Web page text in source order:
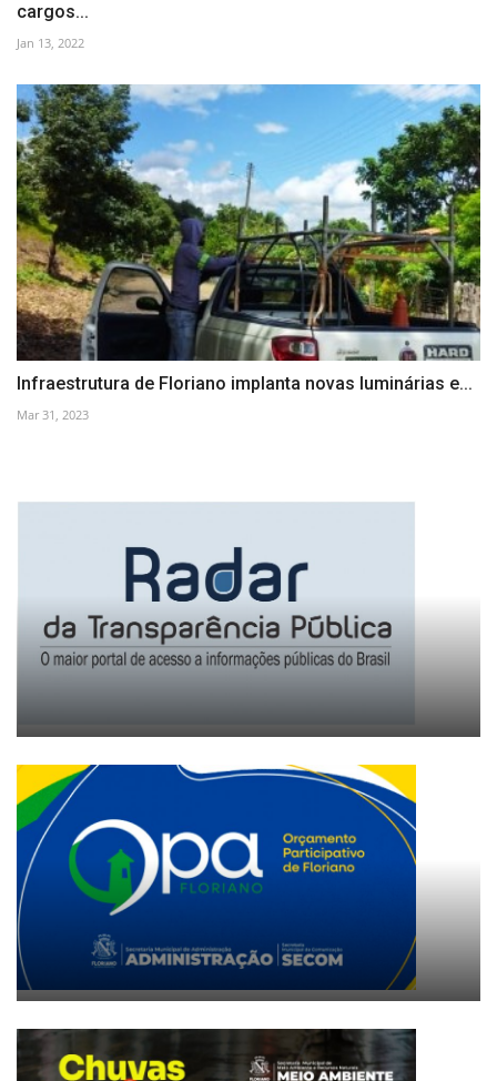
cargos...
Jan 13, 2022
Infraestrutura de Floriano implanta novas luminárias e...
Mar 31, 2023